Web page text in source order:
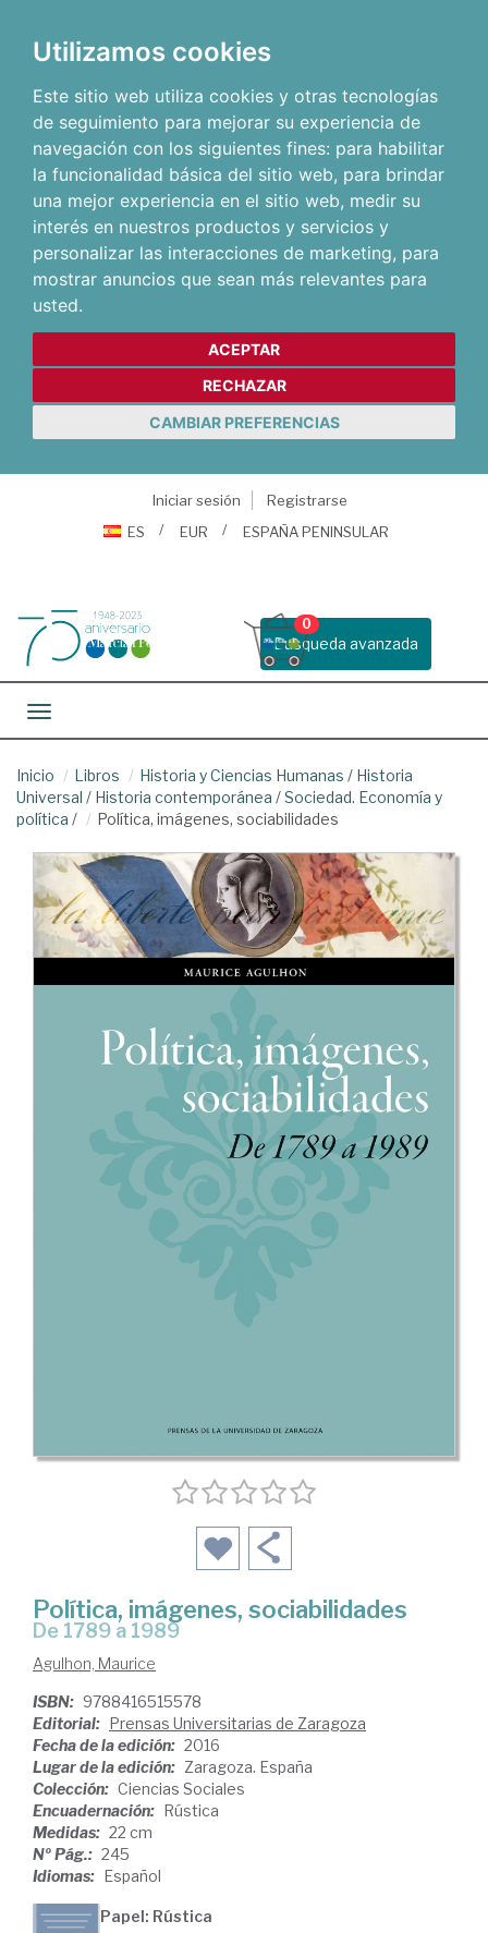
Utilizamos cookies
Este sitio web utiliza cookies y otras tecnologías
de seguimiento para mejorar su experiencia de
navegación con los siguientes fines: para habilitar
la funcionalidad básica del sitio web, para brindar
una mejor experiencia en el sitio web, medir su
interés en nuestros productos y servicios y
personalizar las interacciones de marketing, para
mostrar anuncios que sean más relevantes para
usted.
ACEPTAR
RECHAZAR
CAMBIAR PREFERENCIAS
Iniciar sesión
Registrarse
ES
EUR ESPAÑA PENINSULAR
Busqueda avanzada
0
Toggle navigation
Inicio Libros Historia y Ciencias Humanas / Historia
Universal / Historia contemporánea /Sociedad. Economía y
política / Política, imágenes, sociabilidades
Política, imágenes, sociabilidades
de 1789 a 1989
Agulhon, Maurice
ISBN: 9788416515578
Editorial: Prensas Universitarias de Zaragoza
Fecha de la edición: 2016
Lugar de la edición: Zaragoza. España
Colección: Ciencias Sociales
Encuadernación: Rústica
Medidas: 22 cm
Nº Pág.: 245
Idiomas: Español
Papel: Rústica